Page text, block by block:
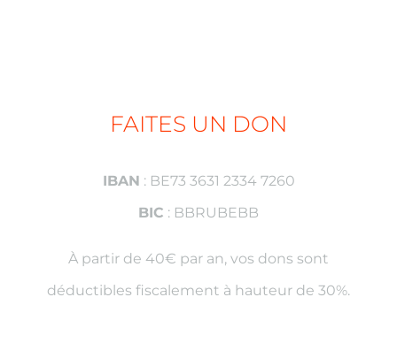
FAITES UN DON
IBAN : BE73 3631 2334 7260
BIC : BBRUBEBB
À partir de 40€ par an, vos dons sont
déductibles fiscalement à hauteur de 30%.